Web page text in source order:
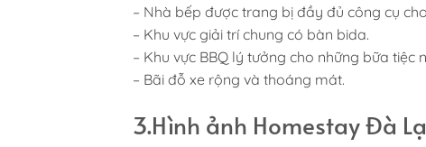
– Nhà bếp được trang bị đầy đủ công cụ
– Khu vực giải trí chung có bàn bida.
– Khu vực BBQ lý tưởng cho những bữa tiệc
– Bãi đỗ xe rộng và thoáng mát.
3.Hình ảnh Homestay Đà